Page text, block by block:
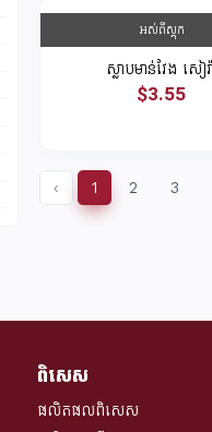
អស់ពីស្តុក
ស្លាបមាន់វែង សៀរ៉
$3.55
‹ 1 2 3
ពិសេស
ផលិតផលពិសេស